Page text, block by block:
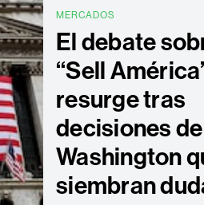
MERCADOS
El debate
“Sell
resurge tras
decisiones de
Washington
siembran